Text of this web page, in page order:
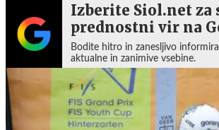
Izberite Siol.net za
prednostni vir na
Bodite hitro in zanesljivo
aktualne in zanimive vsebine.